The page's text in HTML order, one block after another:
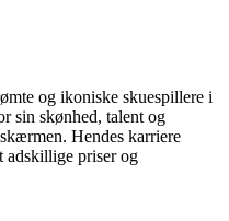
og ikoniske skuespillere i
sin skønhed, talent og
Hendes karriere
adskillige priser og